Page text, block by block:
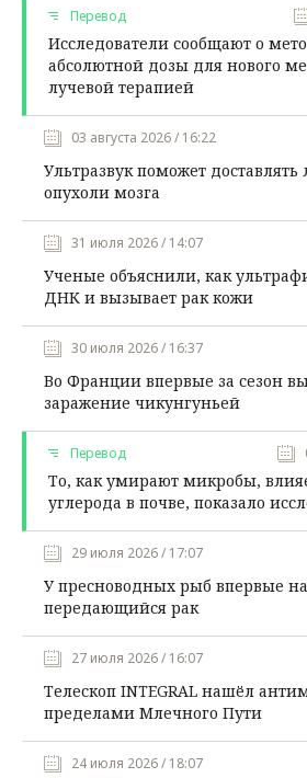
Перевод
Исследователи сообщают о
абсолютной дозы для нового
лучевой терапией
03 августа 2026 / 16:22
Ультразвук поможет доставлять
опухоли мозга
31 июля 2026 / 14:07
Ученые объяснили, как
ДНК и вызывает рак кожи
30 июля 2026 / 16:37
Во Франции впервые за сезон
заражение чикунгуньей
Перевод
То, как умирают микробы,
углерода в почве, показало
29 июля 2026 / 17:07
У пресноводных рыб впервые
передающийся рак
27 июля 2026 / 16:07
Телескоп INTEGRAL нашёл
пределами Млечного Пути
24 июля 2026 / 18:07